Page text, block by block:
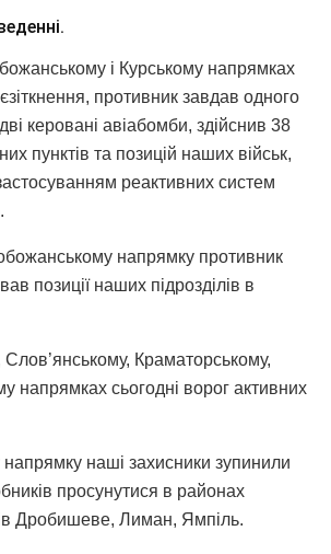
і Курському напрямках
противник завдав одного
керовані авіабомби, здійснив 38
пунктів та позицій наших військ,
реактивних систем
напрямку противник
позиції наших підрозділів в
Слов’янському, Краматорському,
напрямках сьогодні ворог активних
наші захисники зупинили
просунутися в районах
Дробишеве, Лиман, Ямпіль.